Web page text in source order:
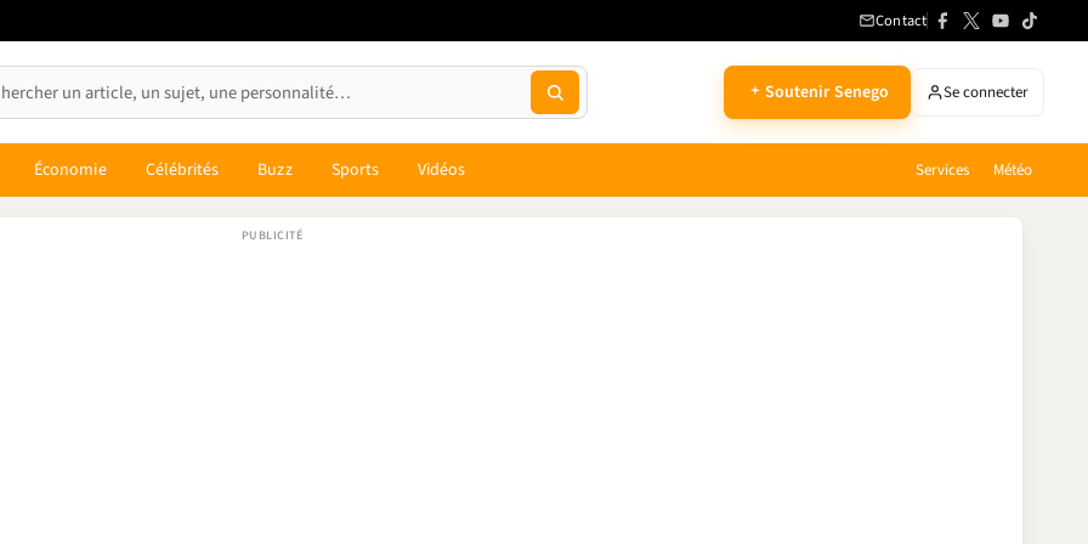
Contact
Soutenir Senego Se connecter
Économie Célébrités Buzz Sports Vidéos Services Météo